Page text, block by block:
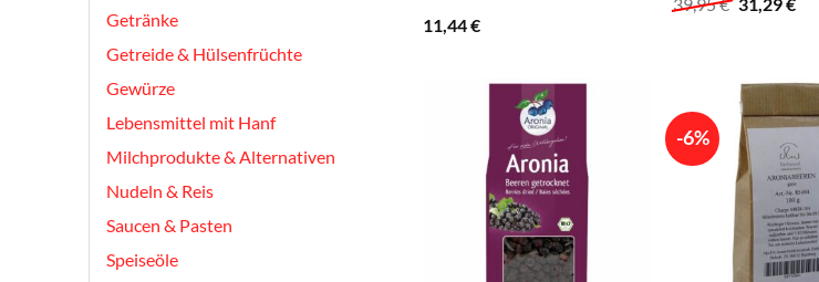
Getränke
Getreide & Hülsenfrüchte
Gewürze
Lebensmittel mit Hanf
Milchprodukte & Alternativen
Nudeln & Reis
Saucen & Pasten
Speiseöle
11,44€ Preis
-6%